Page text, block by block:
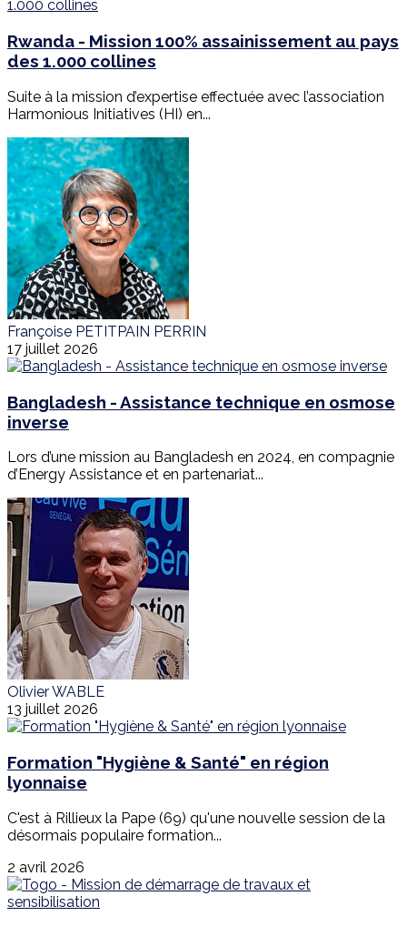
Rwanda - Mission 100% assainissement au pays
des 1.000 collines
Suite à la mission d’expertise effectuée avec l’association
Harmonious Initiatives (HI) en...
Françoise PETITPAIN PERRIN
17 juillet 2026
Bangladesh - Assistance technique en osmose
inverse
Lors d’une mission au Bangladesh en 2024, en compagnie
d’Energy Assistance et en partenariat...
Olivier WABLE
13 juillet 2026
Formation "Hygiène & Santé" en région
lyonnaise
C'est à Rillieux la Pape (69) qu'une nouvelle session de la
désormais populaire formation...
2 avril 2026